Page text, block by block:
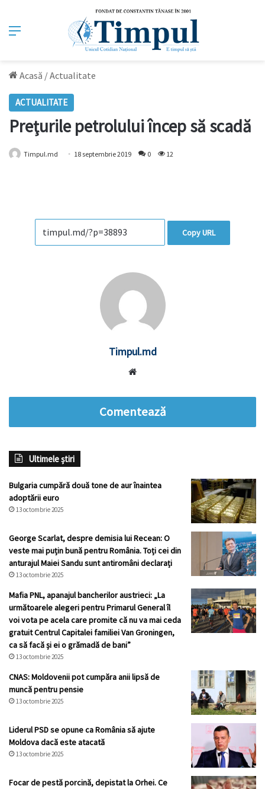
Meniu
Acasă /Actualitate
ACTUALITATE
Preţurile petrolului încep să scadă
Timpul.md 18 septembrie 2019 0 12
Copy URL
Timpul.md
Comentează
Ultimele știri
Bulgaria cumpără două tone de aur înaintea
adoptării euro
13 octombrie 2025
George Scarlat, despre demisia lui Recean: O
veste mai puțin bună pentru România. Toți cei din
anturajul Maiei Sandu sunt antiromâni declarați
13 octombrie 2025
Mafia PNL, apanajul bancherilor austrieci: „La
următoarele alegeri pentru Primarul General îl
voi vota pe acela care promite că nu va mai ceda
gratuit Centrul Capitalei familiei Van Groningen,
ca să facă și ei o grămadă de bani”
13 octombrie 2025
CNAS: Moldovenii pot cumpăra anii lipsă de
muncă pentru pensie
13 octombrie 2025
Liderul PSD se opune ca România să ajute
Moldova dacă este atacată
13 octombrie 2025
Focar de pestă porcină, depistat la Orhei. Ce